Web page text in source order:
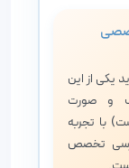
یکی از این
و صورت
با تجربه
تخصص